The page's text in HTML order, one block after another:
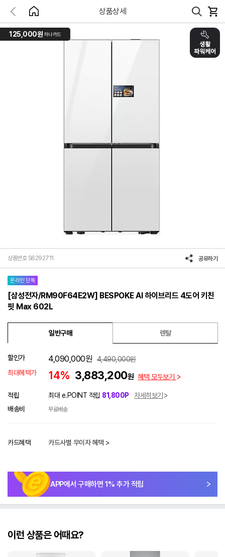
상품상세
125,000원 하나카드
상품번호 S6292711 공유하기
온라인 단독
[삼성전자/RM90F64E2W] BESPOKE AI 하이브리드 4도어 키친
핏 Max 602L
일반구매 렌탈
할인가 4,090,000원 4,490,000원
최대혜택가
14% 3,883,200원 혜택 모두보기
적립 최대 e.POINT 적립 81,800P
자세히보기
배송비
무료배송
카드혜택 카드사별 무이자 혜택 >
APP에서 구매하면 1% 추가 적립
이런 상품은 어때요?